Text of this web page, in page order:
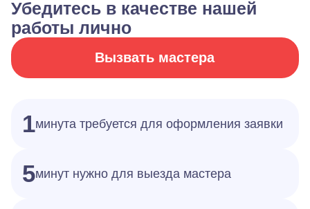
Убедитесь в качестве нашей
работы лично
Вызвать мастера
1минута требуется для оформления заявки
5минут нужно для выезда мастера